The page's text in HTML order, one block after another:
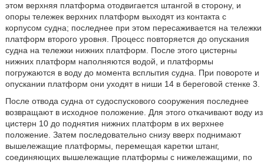
этом верхняя платформа отодвигается штангой в сторону, и
опоры тележек верхних платформ выходят из контакта с
корпусом судна; последнее при этом пересаживается на тележки
платформ второго уровня. Процесс повторяется до опускания
судна на тележки нижних платформ. После этого цистерны
нижних платформ наполняются водой, и платформы
погружаются в воду до момента всплытия судна. При повороте и
опускании платформ они уходят в ниши 14 в береговой стенке 3.
После отвода судна от судоспускового сооружения последнее
возвращают в исходное положение. Для этого откачивают воду из
цистерн 10 до поднятия нижних платформ в их верхнее
положение. Затем последовательно снизу вверх поднимают
вышележащие платформы, перемещая каретки штанг,
соединяющих вышележащие платформы с нижележащими, по